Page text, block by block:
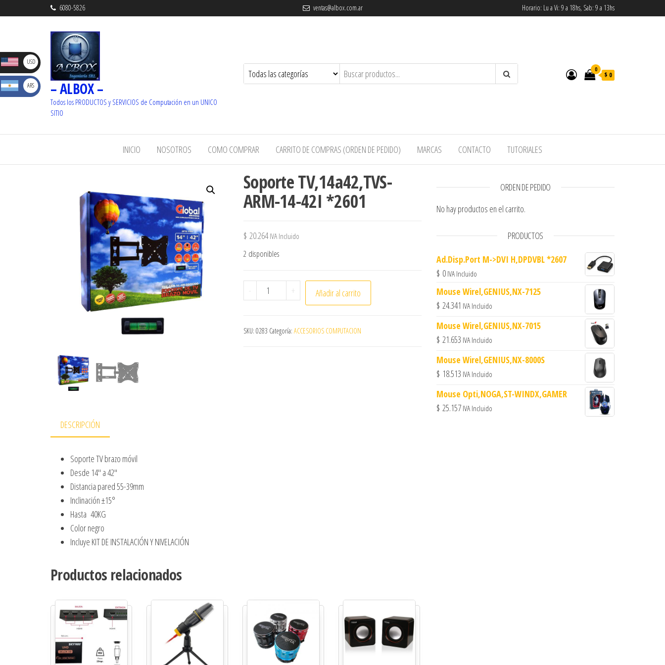
6080-5826 ventas@albox.com.ar Horario: Lu a Vi: 9 a 18hs, Sab: 9 a 13hs
– ALBOX –
Todos los PRODUCTOS y SERVICIOS de Computación en un UNICO
SITIO
0
$ 0
INICIO NOSOTROS COMO COMPRAR CARRITO DE COMPRAS (ORDEN DE PEDIDO) MARCAS CONTACTO TUTORIALES
Soporte TV,14a42,TVS-
ARM-14-42I *2601
$ 20.264 IVA Incluido
2 disponibles
- Soporte TV,14a42,TVS-ARM-14-42I *2601 cantidad
+ Añadir al carrito
SKU: 0283 Categoría: ACCESORIOS COMPUTACION
DESCRIPCIÓN
Soporte TV brazo móvil
Desde 14″ a 42″
Distancia pared 55-39mm
Inclinación ±15°
Hasta 40KG
Color negro
Incluye KIT DE INSTALACIÓN Y NIVELACIÓN
Productos relacionados
ORDEN DE PEDIDO
No hay productos en el carrito.
PRODUCTOS
Ad.Disp.Port M->DVI H,DPDVBL *2607
$ 0 IVA Incluido
Mouse Wirel,GENIUS,NX-7125
$ 24.341 IVA Incluido
Mouse Wirel,GENIUS,NX-7015
$ 21.653 IVA Incluido
Mouse Wirel,GENIUS,NX-8000S
$ 18.513 IVA Incluido
Mouse Opti,NOGA,ST-WINDX,GAMER
$ 25.157 IVA Incluido
USD
_ U$S
ARS